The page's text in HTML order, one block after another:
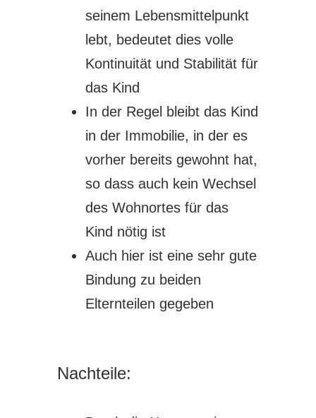
seinem Lebensmittelpunkt
lebt, bedeutet dies volle
Kontinuität und Stabilität für
das Kind
In der Regel bleibt das Kind
in der Immobilie, in der es
vorher bereits gewohnt hat,
so dass auch kein Wechsel
des Wohnortes für das
Kind nötig ist
Auch hier ist eine sehr gute
Bindung zu beiden
Elternteilen gegeben
Nachteile: